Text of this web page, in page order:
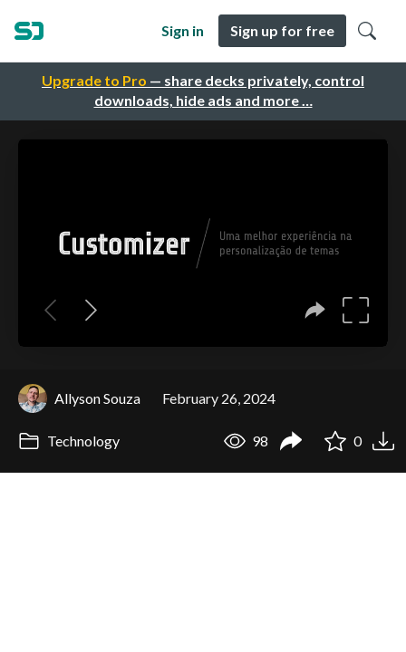
Upgrade to Pro — share decks privately, control
downloads, hide ads and more …
Sign in Sign up for free
Allyson Souza February 26, 2024
Technology 98 0